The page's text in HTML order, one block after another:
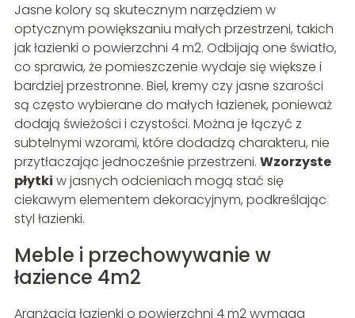
Jasne kolory są skutecznym narzędziem w
optycznym powiększaniu małych przestrzeni, takich
jak łazienki o powierzchni 4 m2. Odbijają one światło,
co sprawia, że pomieszczenie wydaje się większe i
bardziej przestronne. Biel, kremy czy jasne szarości
są często wybierane do małych łazienek, ponieważ
dodają świeżości i czystości. Można je łączyć z
subtelnymi wzorami, które dodadzą charakteru, nie
przytłaczając jednocześnie przestrzeni. Wzorzyste
płytki w jasnych odcieniach mogą stać się
ciekawym elementem dekoracyjnym, podkreślając
styl łazienki.
Meble i przechowywanie w
łazience 4m2
Aranżacja łazienki o powierzchni 4 m2 wymaga